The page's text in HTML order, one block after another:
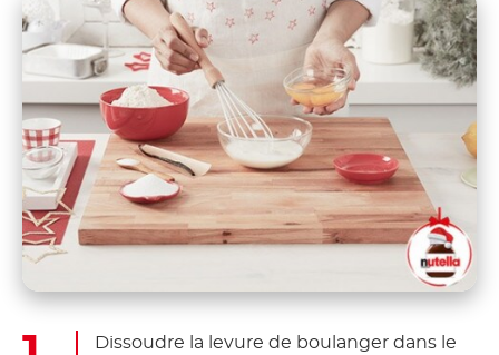
Dissoudre la levure de boulanger dans le